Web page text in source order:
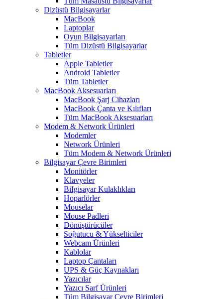
Dizüstü Bilgisayarlar
MacBook
Laptoplar
Oyun Bilgisayarları
Tüm Dizüstü Bilgisayarlar
Tabletler
Apple Tabletler
Android Tabletler
Tüm Tabletler
MacBook Aksesuarları
MacBook Şarj Cihazları
MacBook Çanta ve Kılıfları
Tüm MacBook Aksesuarları
Modem & Network Ürünleri
Modemler
Network Ürünleri
Tüm Modem & Network Ürünleri
Bilgisayar Çevre Birimleri
Monitörler
Klavyeler
BiIgisayar Kulaklıkları
Hoparlörler
Mouselar
Mouse Padleri
Dönüştürücüler
Soğutucu & Yükselticiler
Webcam Ürünleri
Kablolar
Laptop Çantaları
UPS & Güç Kaynakları
Yazıcılar
Yazıcı Sarf Ürünleri
Tüm Bilgisayar Çevre Birimleri